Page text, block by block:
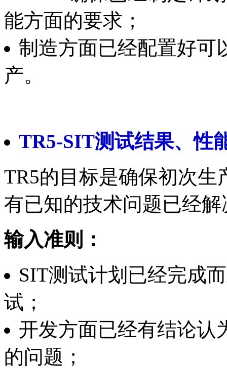
能方面的要求；
制造方面已经配置好可
产。
TR5-SIT测试结果、性
TR5的目标是确保初次
有已知的技术问题已经
输入准则：
SIT测试计划已经完成
试；
开发方面已经有结论认
的问题；